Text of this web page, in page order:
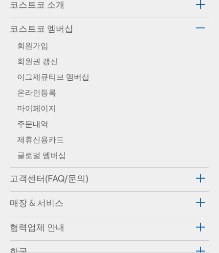
코스트코 소개
코스트코 멤버십
회원가입
회원권 갱신
이그제큐티브 멤버십
온라인등록
마이페이지
주문내역
제휴신용카드
글로벌 멤버십
고객센터(FAQ/문의)
매장 & 서비스
협력업체 안내